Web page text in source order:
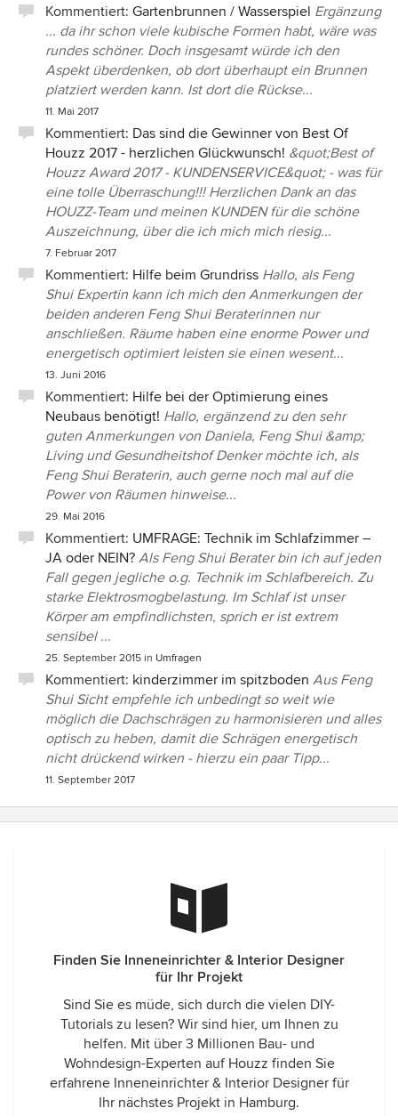
Kommentiert: Gartenbrunnen / Wasserspiel Ergänzung
... da ihr schon viele kubische Formen habt, wäre was
rundes schöner. Doch insgesamt würde ich den
Aspekt überdenken, ob dort überhaupt ein Brunnen
platziert werden kann. Ist dort die Rückse...
11. Mai 2017
Kommentiert: Das sind die Gewinner von Best Of
Houzz 2017 - herzlichen Glückwunsch! &quot;Best of
Houzz Award 2017 - KUNDENSERVICE&quot; - was für
eine tolle Überraschung!!! Herzlichen Dank an das
HOUZZ-Team und meinen KUNDEN für die schöne
Auszeichnung, über die ich mich mich riesig...
7. Februar 2017
Kommentiert: Hilfe beim Grundriss Hallo, als Feng
Shui Expertin kann ich mich den Anmerkungen der
beiden anderen Feng Shui Beraterinnen nur
anschließen. Räume haben eine enorme Power und
energetisch optimiert leisten sie einen wesent...
13. Juni 2016
Kommentiert: Hilfe bei der Optimierung eines
Neubaus benötigt! Hallo, ergänzend zu den sehr
guten Anmerkungen von Daniela, Feng Shui &amp;
Living und Gesundheitshof Denker möchte ich, als
Feng Shui Beraterin, auch gerne noch mal auf die
Power von Räumen hinweise...
29. Mai 2016
Kommentiert: UMFRAGE: Technik im Schlafzimmer –
JA oder NEIN? Als Feng Shui Berater bin ich auf jeden
Fall gegen jegliche o.g. Technik im Schlafbereich. Zu
starke Elektrosmogbelastung. Im Schlaf ist unser
Körper am empfindlichsten, sprich er ist extrem
sensibel ...
25. September 2015 in Umfragen
Kommentiert: kinderzimmer im spitzboden Aus Feng
Shui Sicht empfehle ich unbedingt so weit wie
möglich die Dachschrägen zu harmonisieren und alles
optisch zu heben, damit die Schrägen energetisch
nicht drückend wirken - hierzu ein paar Tipp...
11. September 2017
Finden Sie Inneneinrichter & Interior Designer
für Ihr Projekt
Sind Sie es müde, sich durch die vielen DIY-
Tutorials zu lesen? Wir sind hier, um Ihnen zu
helfen. Mit über 3 Millionen Bau- und
Wohndesign-Experten auf Houzz finden Sie
erfahrene Inneneinrichter & Interior Designer für
Ihr nächstes Projekt in Hamburg.